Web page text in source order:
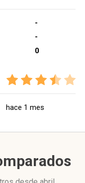
-
-
0
hace 1 mes